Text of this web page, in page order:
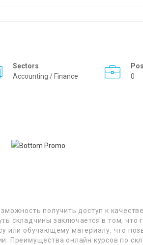
Sectors
Accounting / Finance
0
получить доступ к
складчины заключается в том, что
или обучающему материалу, что
Преимущества онлайн курсов по